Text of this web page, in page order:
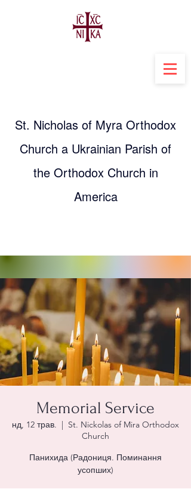
St. Nicholas of Myra Orthodox
Church a Ukrainian Parish of
the Orthodox Church in
America
Memorial Service
нд, 12 трав.
  |
St. Nickolas of Mira Orthodox
Church
Панихида (Радониця. Поминання
усопших)